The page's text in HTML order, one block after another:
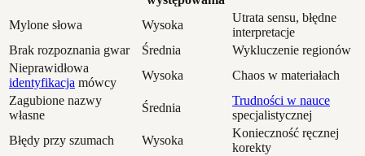
Mylone słowa Wysoka
Utrata sensu, błędne
interpretacje
Brak rozpoznania gwar
Średnia
Wykluczenie regionów
Nieprawidłowa
identyfikacja mówcy
Wysoka
Chaos w materiałach
Zagubione nazwy
własne
Średnia
Trudności w nauce
specjalistycznej
Błędy przy szumach
Wysoka
Konieczność ręcznej
korekty